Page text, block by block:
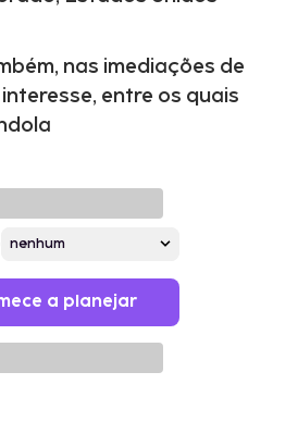
nas imediações de
entre os quais
a planejar